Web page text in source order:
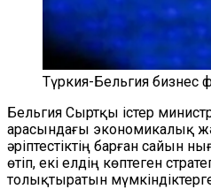
Түркия-Бельгия бизнес
Бельгия Сыртқы істер
арасындағы экономикалық
әріптестіктің барған сайын
өтіп, екі елдің көптеген
толықтыратын